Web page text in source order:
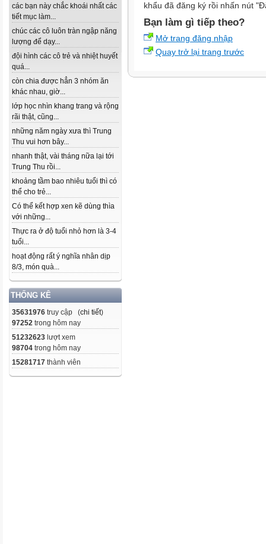
các bạn này chắc khoái nhất các
tiết mục làm...
chúc các cô luôn tràn ngập năng
lượng để dạy...
đội hình các cô trẻ và nhiệt huyết
quá...
còn chia được hẳn 3 nhóm ăn
khác nhau, giờ...
lớp học nhìn khang trang và rộng
rãi thật, cũng...
những năm ngày xưa thì Trung
Thu vui hơn bây...
nhanh thật, vài tháng nữa lại tới
Trung Thu rồi...
khoảng tầm bao nhiêu tuổi thì có
thể cho trẻ...
Có thể kết hợp xen kẽ dùng thìa
với những...
Thực ra ở độ tuổi nhỏ hơn là 3-4
tuổi...
hoạt động rất ý nghĩa nhân dịp
8/3, món quà...
THỐNG KÊ
35631976 truy cập (chi tiết)
97252 trong hôm nay
51232623 lượt xem
98704 trong hôm nay
15281717 thành viên
khẩu đã đăng ký rồi nhấn nút
Bạn làm gì tiếp theo?
Mở trang đăng nhập
Quay trở lại trang trước